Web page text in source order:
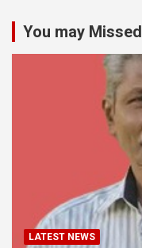
You may Missed
LATEST NEWS